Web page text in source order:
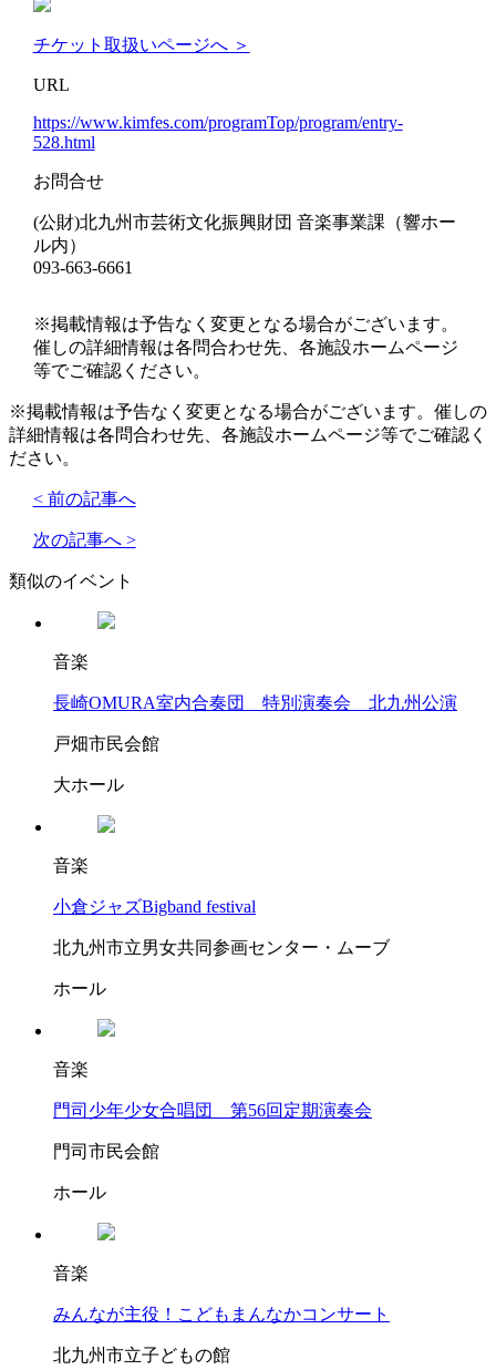
チケット取扱いページへ ＞
URL
https://www.kimfes.com/programTop/program/entry-
528.html
お問合せ
(公財)北九州市芸術文化振興財団 音楽事業課（響ホー
ル内）
093-663-6661
※掲載情報は予告なく変更となる場合がございます。
催しの詳細情報は各問合わせ先、各施設ホームページ
等でご確認ください。
※掲載情報は予告なく変更となる場合がございます。催しの
詳細情報は各問合わせ先、各施設ホームページ等でご確認く
ださい。
< 前の記事へ
次の記事へ >
類似のイベント
音楽
長崎OMURA室内合奏団 特別演奏会 北九州公演
戸畑市民会館
大ホール
音楽
小倉ジャズBigband festival
北九州市立男女共同参画センター・ムーブ
ホール
音楽
門司少年少女合唱団 第56回定期演奏会
門司市民会館
ホール
音楽
みんなが主役！こどもまんなかコンサート
北九州市立子どもの館